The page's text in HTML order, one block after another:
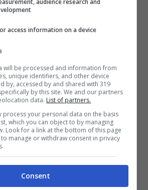
nella discesa libera e nel
Passando alla categoria
, al primo posto troviamo
che ha avuto più di
per scattarsi una fotografia
olimpiche. Al secondo
(20,80%), anche lei
i suoi momenti a
infine, per lo sciatore
access information on a device
will be processed and information from
unique identifiers, and other device
by, accessed by and shared with 319
by this site. We and our partners
data. List of partners.
process your personal data on the basis
which you can object to by managing
Look for a link at the bottom of this page
manage or withdraw consent in privacy
Consent